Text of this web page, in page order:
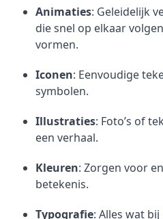
Animaties: Geleidelijk
die snel op elkaar
vormen.
Iconen: Eenvoudige
symbolen.
Illustraties: Foto’s of
een verhaal.
Kleuren: Zorgen voor
betekenis.
Typografie: Alles wat